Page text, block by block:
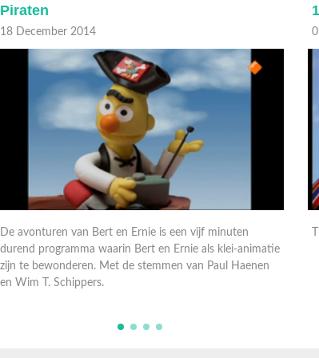
10 voor Bert & Ernie
01 Februari 2014
Tien minuten met de leukste filmpjes van Bert & Ernie.